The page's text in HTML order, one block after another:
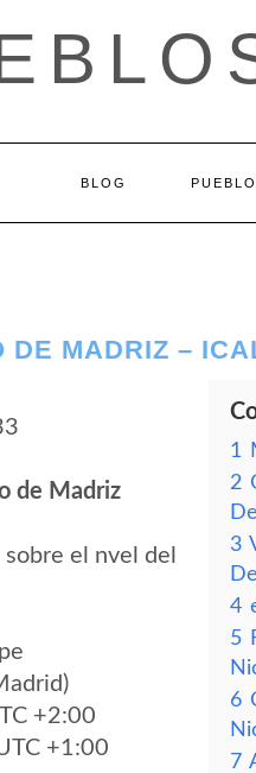
BLOG
DE MADRIZ –
de Madriz
el nvel del
+2:00
+1:00
1
2
3
4
5
6
7